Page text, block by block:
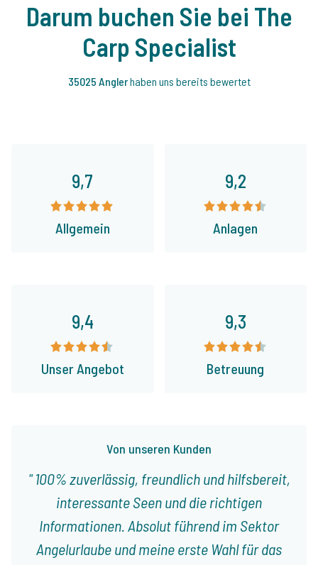
Darum buchen Sie bei The
Carp Specialist
35025 Anglerhaben uns bereits bewertet
9,7
Allgemein
9,2
Anlagen
Von unseren Kunden
100% zuverlässig, freundlich und hilfsbereit,
interessante Seen und die richtigen
Informationen. Absolut führend im Sektor
Angelurlaube und meine erste Wahl für das
9,4
Unser Angebot
9,3
Betreuung